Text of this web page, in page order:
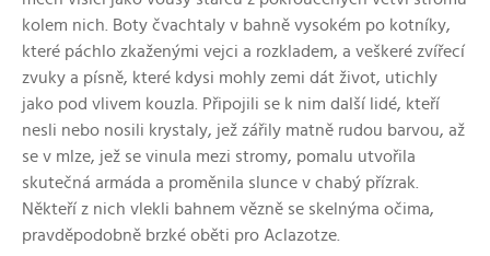
kolem nich. Boty čvachtaly v bahně vysokém po kotníky,
které páchlo zkaženými vejci a rozkladem, a veškeré zvířecí
zvuky a písně, které kdysi mohly zemi dát život, utichly
jako pod vlivem kouzla. Připojili se k nim další lidé, kteří
nesli nebo nosili krystaly, jež zářily matně rudou barvou, až
se v mlze, jež se vinula mezi stromy, pomalu utvořila
skutečná armáda a proměnila slunce v chabý přízrak.
Někteří z nich vlekli bahnem vězně se skelnýma očima,
pravděpodobně brzké oběti pro Aclazotze.